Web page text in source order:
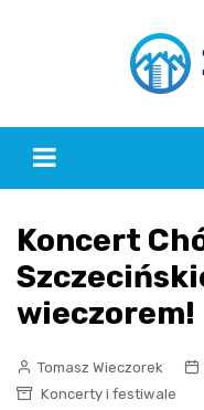
Koncert
wieczorem!
Tomasz Wieczorek
Koncerty i festiwale